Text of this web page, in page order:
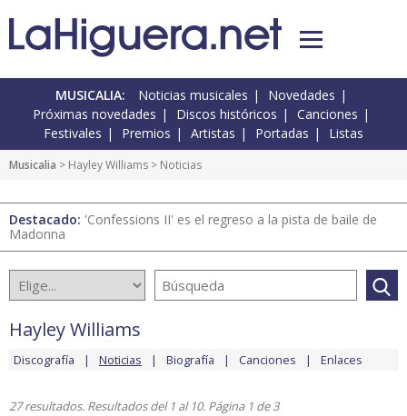
MUSICALIA: Noticias musicales
Novedades
Próximas novedades
Discos históricos
Canciones
Festivales
Premios Artistas Portadas Listas
Musicalia > Hayley Williams > Noticias
Destacado: 'Confessions II' es el regreso a la pista de baile de
Madonna
Hayley Williams
Discografía Noticias Biografía Canciones Enlaces
27 resultados. Resultados del 1 al 10. Página 1 de 3